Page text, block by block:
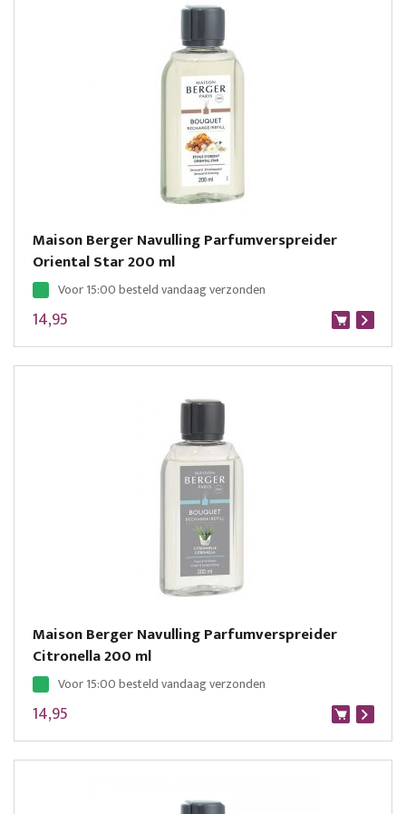
Maison Berger Navulling Parfumverspreider
Oriental Star 200 ml
Voor 15:00 besteld vandaag verzonden
14,95
Maison Berger Navulling Parfumverspreider
Citronella 200 ml
Voor 15:00 besteld vandaag verzonden
14,95